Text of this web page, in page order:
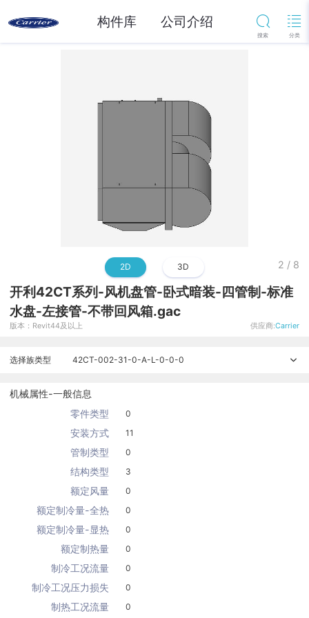
构件库 公司介绍
2 / 8
2D 3D
开利42CT系列-风机盘管-卧式暗装-四管制-标准
水盘-左接管-不带回风箱.gac
版本：Revit44及以上 供应商:Carrier
选择族类型 42CT-002-31-0-A-L-0-0-0
机械属性-一般信息
零件类型
0
安装方式 11
管制类型 0
结构类型 3
额定风量 0
额定制冷量-全热 0
额定制冷量-显热 0
额定制热量 0
制冷工况流量 0
制冷工况压力损失 0
制热工况流量 0